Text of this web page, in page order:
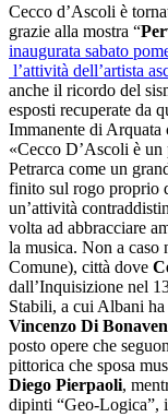
Cecco d’Ascoli è
grazie alla mostra “
inaugurata sabato
l’attività dell’artista
anche il ricordo del
esposti recuperate da
Immanente di Arquata
«Cecco D’Ascoli è un
Petrarca come un
finito sul rogo proprio
un’attività
volta ad abbracciare
la musica. Non a caso
Comune), città dove
dall’Inquisizione nel
Stabili, a cui Albani ha
Vincenzo Di
posto opere che
pittorica che sposa
Diego Pierpaoli,
dipinti “Geo-Logica”,